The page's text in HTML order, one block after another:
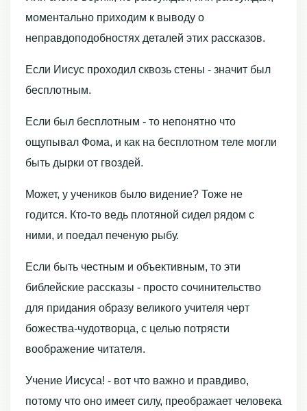
моментально приходим к выводу о
неправдоподобностях деталей этих рассказов.
Если Иисус проходил сквозь стены - значит был
бесплотным.
Если был бесплотным - то непонятно что
ощупывал Фома, и как на бесплотном теле могли
быть дырки от гвоздей.
Может, у учеников было видение? Тоже не
годится. Кто-то ведь плотяной сидел рядом с
ними, и поедал печеную рыбу.
Если быть честным и объективным, то эти
библейские рассказы - просто сочинительство
для придания образу великого учителя черт
божества-чудотворца, с целью потрясти
воображение читателя.
Учение Иисуса! - вот что важно и правдиво,
потому что оно имеет силу, преображает человека